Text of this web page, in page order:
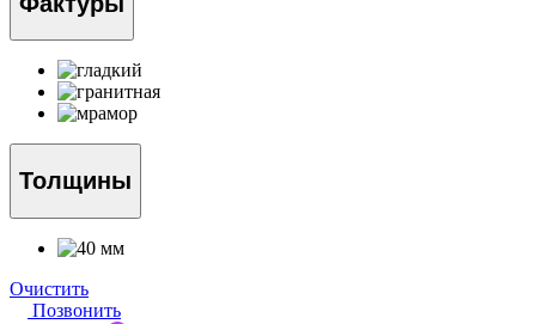
Толщины
Очистить
Позвонить